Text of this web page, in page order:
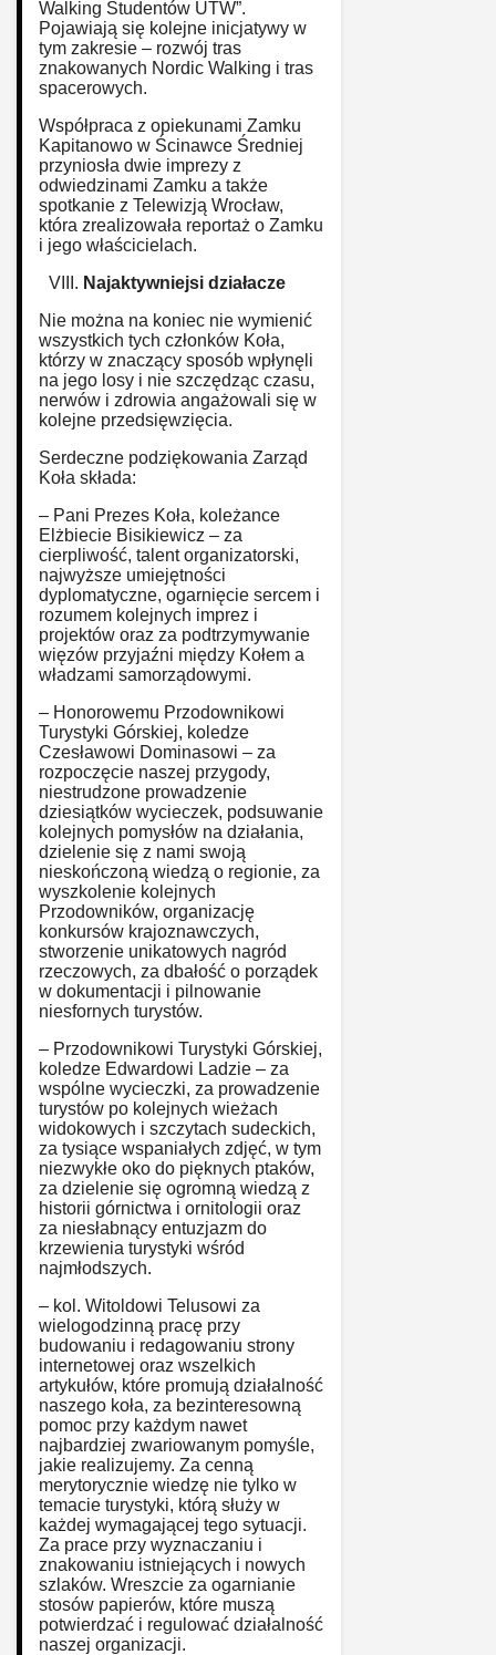
Walking Studentów UTW”.
Pojawiają się kolejne inicjatywy w
tym zakresie – rozwój tras
znakowanych Nordic Walking i tras
spacerowych.
Współpraca z opiekunami Zamku
Kapitanowo w Ścinawce Średniej
przyniosła dwie imprezy z
odwiedzinami Zamku a także
spotkanie z Telewizją Wrocław,
która zrealizowała reportaż o Zamku
i jego właścicielach.
Najaktywniejsi działacze
Nie można na koniec nie wymienić
wszystkich tych członków Koła,
którzy w znaczący sposób wpłynęli
na jego losy i nie szczędząc czasu,
nerwów i zdrowia angażowali się w
kolejne przedsięwzięcia.
Serdeczne podziękowania Zarząd
Koła składa:
– Pani Prezes Koła, koleżance
Elżbiecie Bisikiewicz – za
cierpliwość, talent organizatorski,
najwyższe umiejętności
dyplomatyczne, ogarnięcie sercem i
rozumem kolejnych imprez i
projektów oraz za podtrzymywanie
więzów przyjaźni między Kołem a
władzami samorządowymi.
– Honorowemu Przodownikowi
Turystyki Górskiej, koledze
Czesławowi Dominasowi – za
rozpoczęcie naszej przygody,
niestrudzone prowadzenie
dziesiątków wycieczek, podsuwanie
kolejnych pomysłów na działania,
dzielenie się z nami swoją
nieskończoną wiedzą o regionie, za
wyszkolenie kolejnych
Przodowników, organizację
konkursów krajoznawczych,
stworzenie unikatowych nagród
rzeczowych, za dbałość o porządek
w dokumentacji i pilnowanie
niesfornych turystów.
– Przodownikowi Turystyki Górskiej,
koledze Edwardowi Ladzie – za
wspólne wycieczki, za prowadzenie
turystów po kolejnych wieżach
widokowych i szczytach sudeckich,
za tysiące wspaniałych zdjęć, w tym
niezwykłe oko do pięknych ptaków,
za dzielenie się ogromną wiedzą z
historii górnictwa i ornitologii oraz
za niesłabnący entuzjazm do
krzewienia turystyki wśród
najmłodszych.
– kol. Witoldowi Telusowi za
wielogodzinną pracę przy
budowaniu i redagowaniu strony
internetowej oraz wszelkich
artykułów, które promują działalność
naszego koła, za bezinteresowną
pomoc przy każdym nawet
najbardziej zwariowanym pomyśle,
jakie realizujemy. Za cenną
merytorycznie wiedzę nie tylko w
temacie turystyki, którą służy w
każdej wymagającej tego sytuacji.
Za prace przy wyznaczaniu i
znakowaniu istniejących i nowych
szlaków. Wreszcie za ogarnianie
stosów papierów, które muszą
potwierdzać i regulować działalność
naszej organizacji.